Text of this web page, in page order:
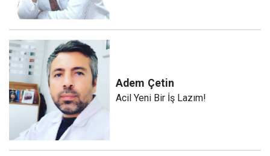
Adem Çetin
Acil Yeni Bir İş Lazım!